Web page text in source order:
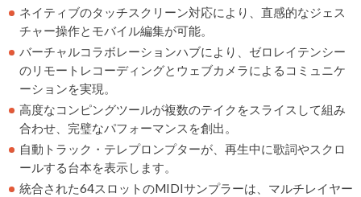
ネイティブのタッチスクリーン対応により、直感的なジェス
チャー操作とモバイル編集が可能。
バーチャルコラボレーションハブにより、ゼロレイテンシー
のリモートレコーディングとウェブカメラによるコミュニケ
ーションを実現。
高度なコンピングツールが複数のテイクをスライスして組み
合わせ、完璧なパフォーマンスを創出。
自動トラック・テレプロンプターが、再生中に歌詞やスクロ
ールする台本を表示します。
統合された64スロットのMIDIサンプラーは、マルチレイヤー